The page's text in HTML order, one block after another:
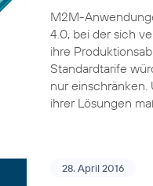
M2M-
4.0, bei der sich
ihre
Standardtarife
nur
ihrer Lösungen
28. April 2016